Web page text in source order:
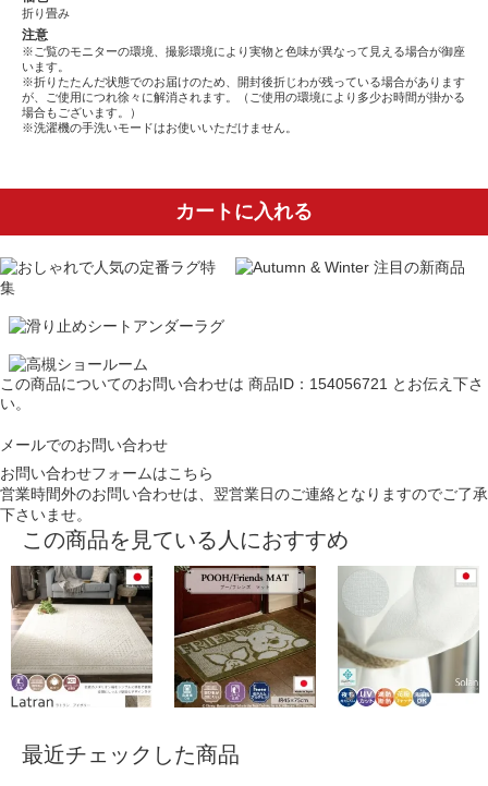
折り畳み
注意
※ご覧のモニターの環境、撮影環境により実物と色味が異なって見える場合が御座
います。
※折りたたんだ状態でのお届けのため、開封後折じわが残っている場合があります
が、ご使用につれ徐々に解消されます。（ご使用の環境により多少お時間が掛かる
場合もございます。）
※洗濯機の手洗いモードはお使いいただけません。
カートに入れる
この商品についてのお問い合わせは 商品ID：154056721 とお伝え下さ
い。
メールでのお問い合わせ
お問い合わせフォームはこちら
営業時間外のお問い合わせは、翌営業日のご連絡となりますのでご了承
下さいませ。
この商品を見ている人におすすめ
最近チェックした商品